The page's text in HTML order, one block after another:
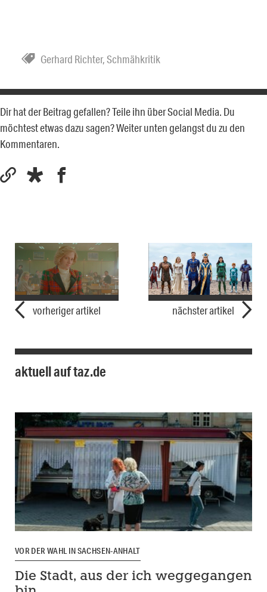
Gerhard Richter,Schmähkritik
Dir hat der Beitrag gefallen? Teile ihn über Social Media. Du
möchtest etwas dazu sagen? Weiter unten gelangst du zu den
Kommentaren.
vorheriger artikel nächster artikel
aktuell auf taz.de
VOR DER WAHL IN SACHSEN-ANHALT
Die Stadt, aus der ich weggegangen